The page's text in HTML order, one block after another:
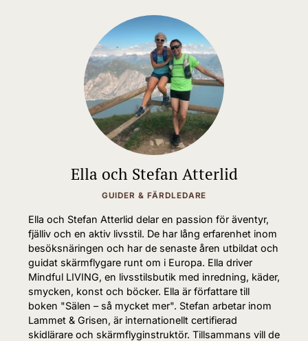
Ella och Stefan Atterlid
GUIDER & FÄRDLEDARE
Ella och Stefan Atterlid delar en passion för äventyr,
fjälliv och en aktiv livsstil. De har lång erfarenhet inom
besöksnäringen och har de senaste åren utbildat och
guidat skärmflygare runt om i Europa. Ella driver
Mindful LIVING, en livsstilsbutik med inredning, käder,
smycken, konst och böcker. Ella är författare till
boken "Sälen – så mycket mer". Stefan arbetar inom
Lammet & Grisen, är internationellt certifierad
skidlärare och skärmflyginstruktör. Tillsammans vill de